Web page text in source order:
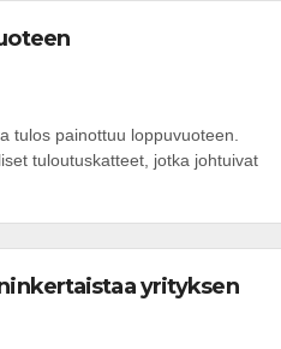
tulos painottuu loppuvuoteen.
tuloutuskatteet, jotka johtuivat
yrityksen